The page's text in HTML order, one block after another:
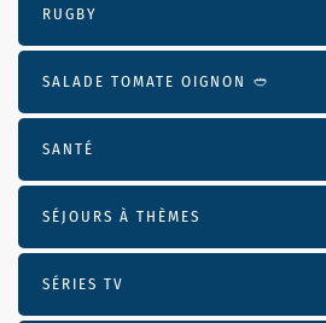
RUGBY
SALADE TOMATE OIGNON 🥙
SANTÉ
SÉJOURS À THÈMES
SÉRIES TV